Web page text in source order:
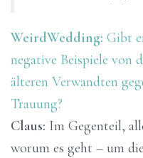
WeirdWedding: Gibt
negative Beispiele von
älteren Verwandten
Trauung?
Claus: Im Gegenteil,
worum es geht – um